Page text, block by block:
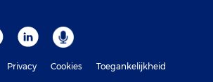
Privacy Cookies
Toegankelijkheid